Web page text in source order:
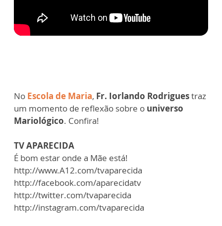
No Escola de Maria, Fr. Iorlando Rodriguestraz
um momento de reflexão sobre o universo
Mariológico. Confira!
TV APARECIDA
É bom estar onde a Mãe está!
http://www.A12.com/tvaparecida
http://facebook.com/aparecidatv
http://twitter.com/tvaparecida
http://instagram.com/tvaparecida